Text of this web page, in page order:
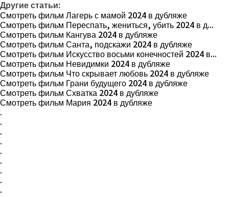
Другие статьи:
Смотреть фильм Лагерь с мамой 2024 в дубляже
Смотреть фильм Переспать, жениться, убить 2024 в д...
Смотреть фильм Кангува 2024 в дубляже
Смотреть фильм Санта, подскажи 2024 в дубляже
Смотреть фильм Искусство восьми конечностей 2024 в...
Смотреть фильм Невидимки 2024 в дубляже
Смотреть фильм Что скрывает любовь 2024 в дубляже
Смотреть фильм Грани будущего 2024 в дубляже
Смотреть фильм Схватка 2024 в дубляже
Смотреть фильм Мария 2024 в дубляже
.
.
.
.
.
.
.
.
.